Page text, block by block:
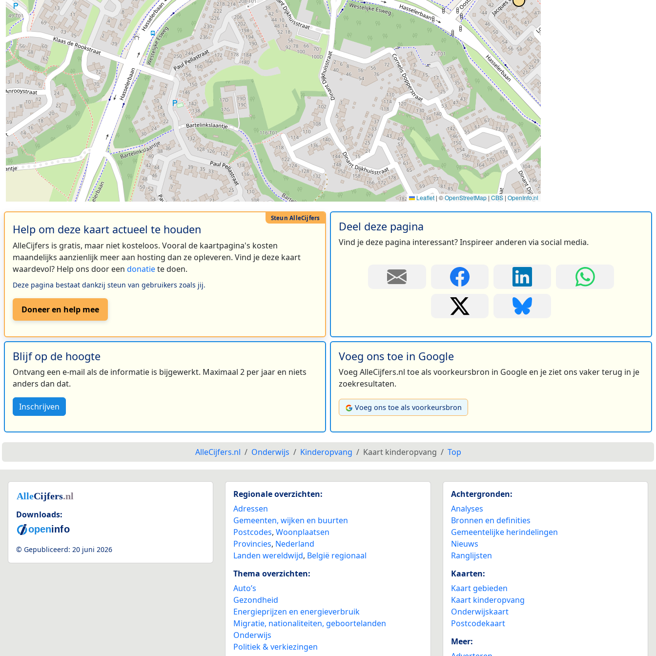
Leaflet | ©OpenStreetMap | CBS | OpenInfo.nl
Help om deze kaart actueel te houden
AlleCijfers is gratis, maar niet kosteloos. Vooral de kaartpagina's kosten
maandelijks aanzienlijk meer aan hosting dan ze opleveren. Vind je deze kaart
waardevol? Help ons door een donatiete doen.
Deze pagina bestaat dankzij steun van gebruikers zoals jij.
Doneer en help mee
Deel deze pagina
Vind je deze pagina interessant? Inspireer anderen via social media.
Blijf op de hoogte
Ontvang een e-mail als de informatie is bijgewerkt. Maximaal 2 per jaar en niets
anders dan dat.
Inschrijven
Voeg ons toe in Google
Voeg AlleCijfers.nl toe als voorkeursbron in Google en je ziet ons vaker terug in je
zoekresultaten.
Voeg ons toe als voorkeursbron
AlleCijfers.nl Onderwijs Kinderopvang Kaart kinderopvang Top
Downloads:
© Gepubliceerd: 20 juni 2026
Regionale overzichten:
Adressen
Gemeenten, wijken en buurten
Postcodes,Woonplaatsen
Provincies, Nederland
Landen wereldwijd, België regionaal
Thema overzichten:
Auto’s
Gezondheid
Energieprijzen en energieverbruik
Migratie, nationaliteiten, geboortelanden
Onderwijs
Politiek & verkiezingen
Achtergronden:
Analyses
Bronnen en definities
Gemeentelijke herindelingen
Nieuws
Ranglijsten
Kaarten:
Kaart gebieden
Kaart kinderopvang
Onderwijskaart
Postcodekaart
Meer: